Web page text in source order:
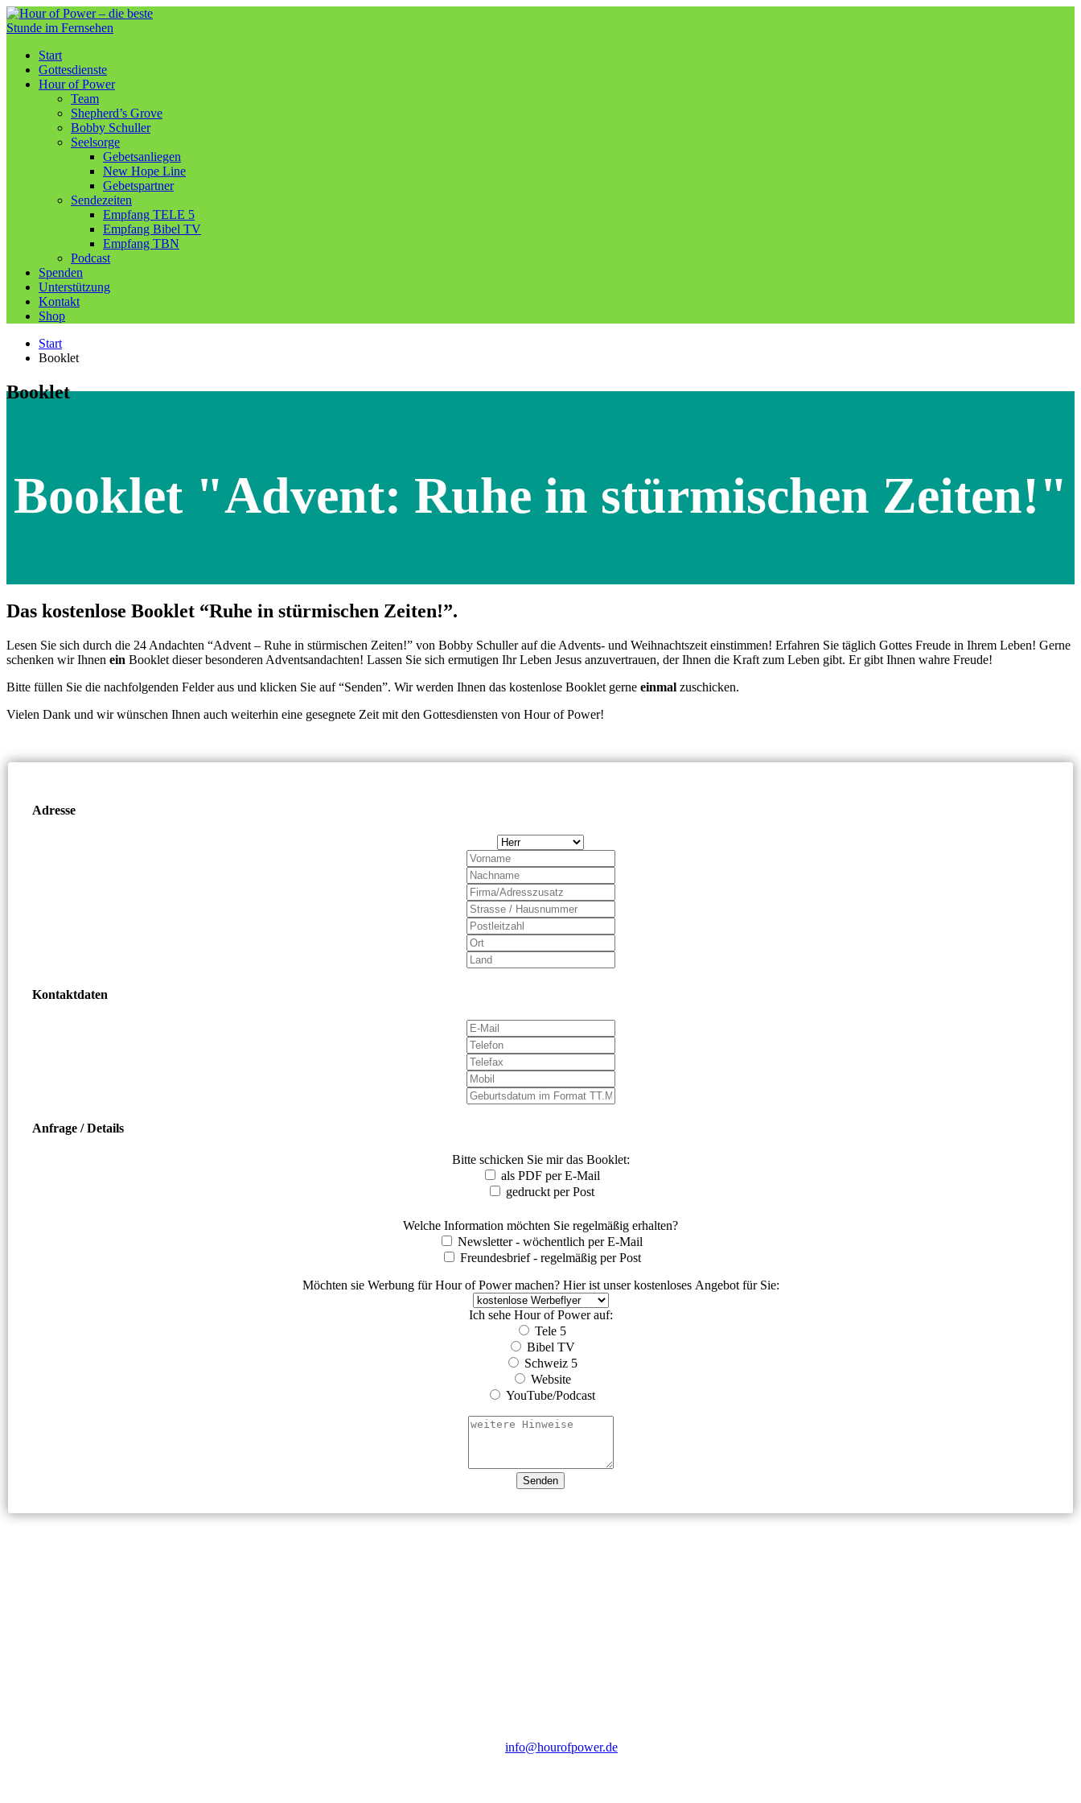
Start
Gottesdienste
Hour of Power
Team
Shepherd’s Grove
Bobby Schuller
Seelsorge
Gebetsanliegen
New Hope Line
Gebetspartner
Sendezeiten
Empfang TELE 5
Empfang Bibel TV
Empfang TBN
Podcast
Spenden
Unterstützung
Kontakt
Shop
Start
Booklet
Booklet
Booklet "Advent: Ruhe in stürmischen Zeiten!"
Das kostenlose Booklet “Ruhe in stürmischen Zeiten!”.
Lesen Sie sich durch die 24 Andachten “Advent – Ruhe in stürmischen Zeiten!” von Bobby Schuller auf die Advents- und Weihnachtszeit einstimmen! Erfahren Sie täglich Gottes Freude in Ihrem Leben! Gerne
schenken wir Ihnen ein Booklet dieser besonderen Adventsandachten! Lassen Sie sich ermutigen Ihr Leben Jesus anzuvertrauen, der Ihnen die Kraft zum Leben gibt. Er gibt Ihnen wahre Freude!
Bitte füllen Sie die nachfolgenden Felder aus und klicken Sie auf “Senden”. Wir werden Ihnen das kostenlose Booklet gerne einmal zuschicken.
Vielen Dank und wir wünschen Ihnen auch weiterhin eine gesegnete Zeit mit den Gottesdiensten von Hour of Power!
Adresse
Kontaktdaten
Anfrage / Details
Bitte schicken Sie mir das Booklet:
als PDF per E-Mail
gedruckt per Post
Welche Information möchten Sie regelmäßig erhalten?
Newsletter - wöchentlich per E-Mail
Freundesbrief - regelmäßig per Post
Möchten sie Werbung für Hour of Power machen? Hier ist unser kostenloses Angebot für Sie:
Ich sehe Hour of Power auf:
Tele 5
Bibel TV
Schweiz 5
Website
YouTube/Podcast
info@hourofpower.de